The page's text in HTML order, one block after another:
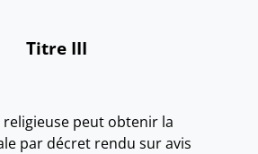
Titre III
peut obtenir la
par décret rendu sur avis